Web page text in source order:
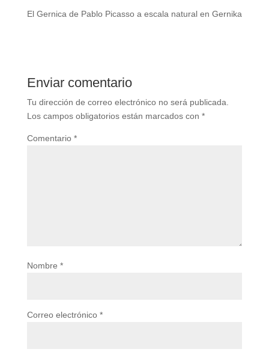
El Gernica de Pablo Picasso a escala natural en Gernika
Enviar comentario
Tu dirección de correo electrónico no será publicada.
Los campos obligatorios están marcados con *
Comentario *
Nombre *
Correo electrónico *